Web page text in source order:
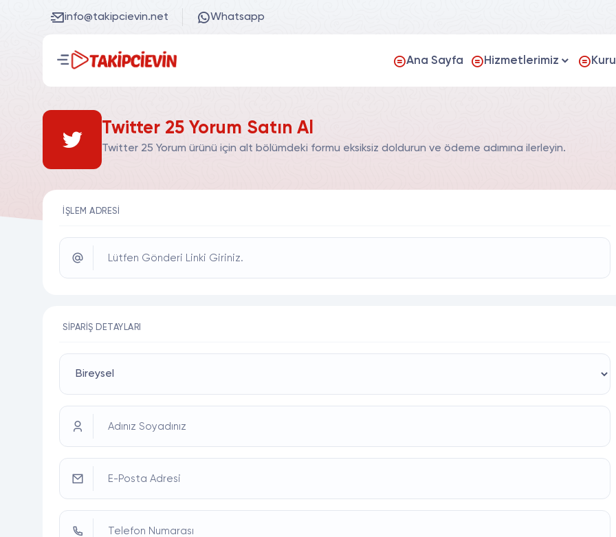
info@takipcievin.net Whatsapp
Ana Sayfa Hizmetlerimiz
Twitter 25 Yorum Satın Al
Twitter 25 Yorum ürünü için alt bölümdeki formu eksiksiz doldurun ve ödeme adımına ilerleyin.
İŞLEM ADRESI
Lütfen Gönderi Linki Giriniz.
SIPARIŞ DETAYLARI
Adınız Soyadınız
E-Posta Adresi
Telefon Numarası